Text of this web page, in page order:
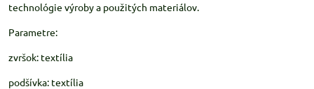
technológie výroby a použitých materiálov.
Parametre:
zvršok: textília
podšívka: textília